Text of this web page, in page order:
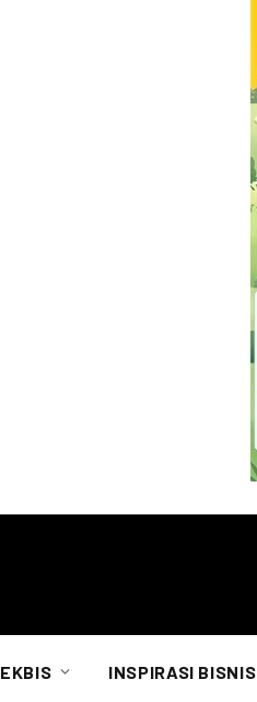
EKBIS INSPIRASI BISNIS